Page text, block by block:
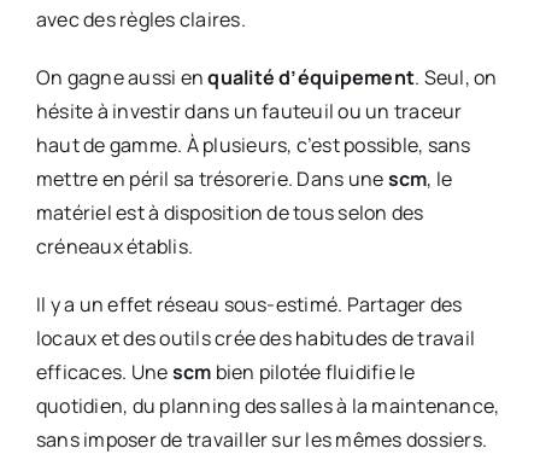
avec des règles claires.
On gagne aussi enqualité d’équipement. Seul, on
hésite à investir dans un fauteuil ou un traceur
haut de gamme. À plusieurs, c’est possible, sans
mettre en péril sa trésorerie. Dans unescm, le
matériel est à disposition de tous selon des
créneaux établis.
Il y a un effet réseau sous-estimé. Partager des
locaux et des outils crée des habitudes de travail
efficaces. Unescm bien pilotée fluidifie le
quotidien, du planning des salles à la maintenance,
sans imposer de travailler sur les mêmes dossiers.